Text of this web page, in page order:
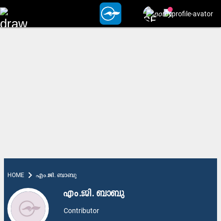
HOME chevron_right എം.ജി. ബാബു
എം.ജി. ബാബു
Contributor